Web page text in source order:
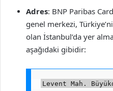
Adres: BNP Paribas
genel merkezi,
olan İstanbul’da yer
aşağıdaki gibidir:
Levent Mah.